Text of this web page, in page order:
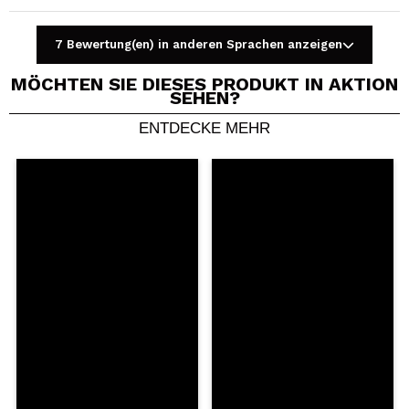
Ein Video oder Foto teilen
Dein Video könnte das erste sein. Stell es dir vor...
7 Bewertung(en) in anderen Sprachen anzeigen
MÖCHTEN SIE DIESES PRODUKT IN AKTION
SEHEN?
ENTDECKE MEHR